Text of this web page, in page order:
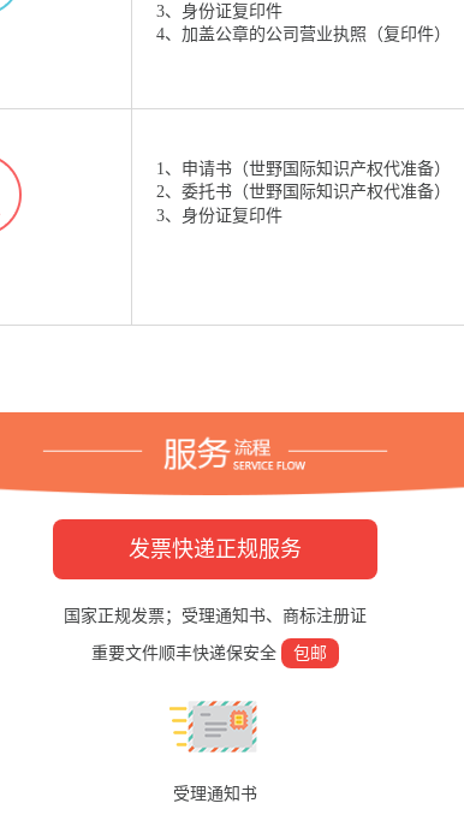
3、身份证复印件
4、加盖公章的公司营业执照（复印件）
1、申请书（世野国际知识产权代准备）
2、委托书（世野国际知识产权代准备）
3、身份证复印件
发票快递正规服务
国家正规发票；受理通知书、商标注册证
重要文件顺丰快递保安全 包邮
受理通知书